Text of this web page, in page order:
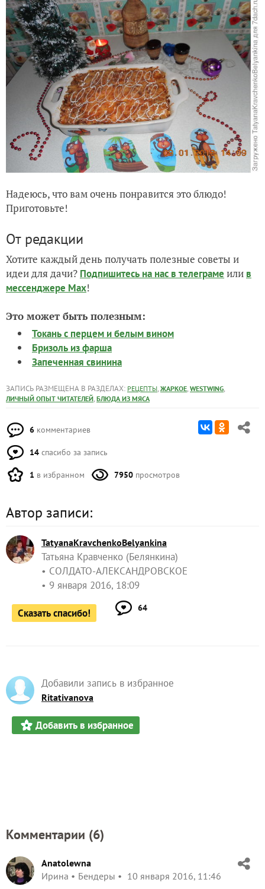
Надеюсь, что вам очень понравится это блюдо!
Приготовьте!
От редакции
Хотите каждый день получать полезные советы и
идеи для дачи? Подпишитесь на нас в телеграме или в
мессенджере Max!
Это может быть полезным:
Токань с перцем и белым вином
Бризоль из фарша
Запеченная свинина
ЗАПИСЬ РАЗМЕЩЕНА В РАЗДЕЛАХ: РЕЦЕПТЫ, ЖАРКОЕ, WESTWING,
ЛИЧНЫЙ ОПЫТ ЧИТАТЕЛЕЙ, БЛЮДА ИЗ МЯСА
6 комментариев
14 спасибо за запись
1 в избранном 7950 просмотров
Автор записи:
TatyanaKravchenkoBelyankina
Татьяна Кравченко (Белянкина)
СОЛДАТО-АЛЕКСАНДРОВСКОЕ
9 января 2016, 18:09
Сказать спасибо! 64
Добавили запись в избранное
Ritativanova
Добавить в избранное
Комментарии (6)
Anatolewna
Ирина
Бендеры 10 января 2016, 11:46